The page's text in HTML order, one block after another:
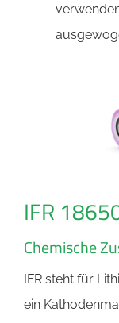
IFR
Chemische
IFR steht für
ein